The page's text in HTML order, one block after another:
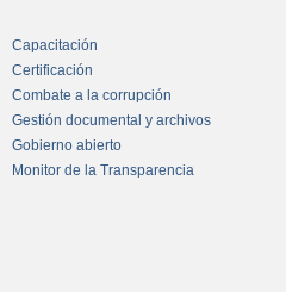
Capacitación
Certificación
Combate a la corrupción
Gestión documental y archivos
Gobierno abierto
Monitor de la Transparencia